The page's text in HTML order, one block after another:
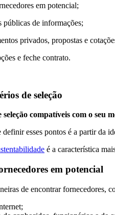
em potencial;
públicas de informações;
privados, propostas e
e feche contrato.
de seleção
compatíveis com o seu
definir esses pontos é a partir da
é a característica
em potencial
de encontrar fornecedores,